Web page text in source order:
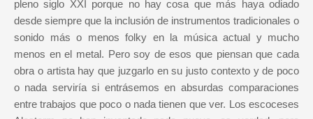
pleno siglo XXI porque no hay cosa que más haya odiado
desde siempre que la inclusión de instrumentos tradicionales o
sonido más o menos folky en la música actual y mucho
menos en el metal. Pero soy de esos que piensan que cada
obra o artista hay que juzgarlo en su justo contexto y de poco
o nada serviría si entrásemos en absurdas comparaciones
entre trabajos que poco o nada tienen que ver. Los escoceses